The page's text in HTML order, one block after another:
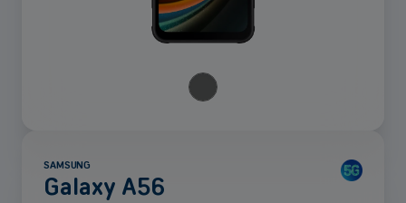
SAMSUNG
Galaxy A56